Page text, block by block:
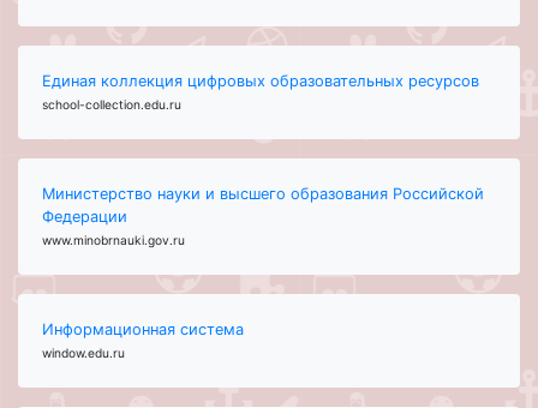
Единая коллекция цифровых образовательных ресурсов
school-collection.edu.ru
Министерство науки и высшего образования Российской
Федерации
www.minobrnauki.gov.ru
Информационная система
window.edu.ru